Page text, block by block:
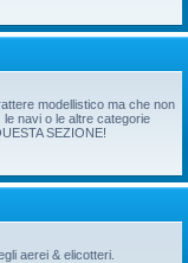
modellistico ma che non
navi o le altre categorie
SEZIONE!
aerei & elicotteri.